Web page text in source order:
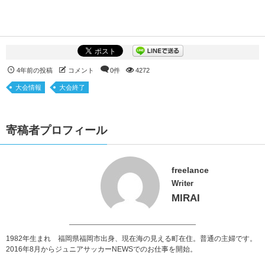
4年前の投稿 コメント 0件 4272
大会情報 大会終了
寄稿者プロフィール
freelance
Writer
MIRAI
1982年生まれ 福岡県福岡市出身、現在海の見える町在住。普通の主婦です。
2016年8月からジュニアサッカーNEWSでのお仕事を開始。